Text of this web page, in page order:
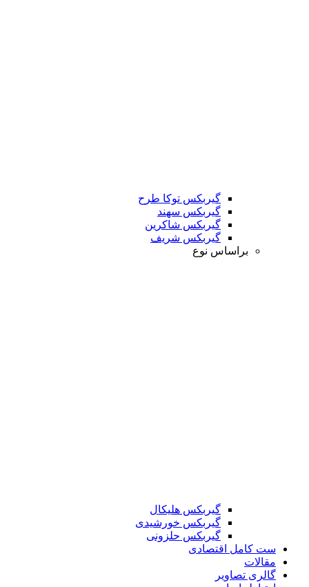
گیربکس توکا طرح
گیربکس سهند
گیربکس شاکرین
گیربکس شریف
براساس نوع
گیربکس هلیکال
گیربکس خورشیدی
گیربکس حلزونی
ست کامل اقتصادی
مقالات
گالری تصاویر